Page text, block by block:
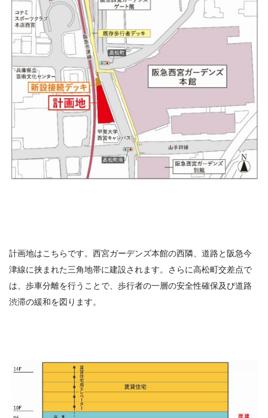
計画地はこちらです。西宮ガーデンズ本館の西隣、道路と阪急今
津線に挟まれた三角地帯に建設されます。さらに高松町交差点で
は、歩車分離を行うことで、歩行者の一層の安全性確保及び道路
渋滞の緩和を図ります。